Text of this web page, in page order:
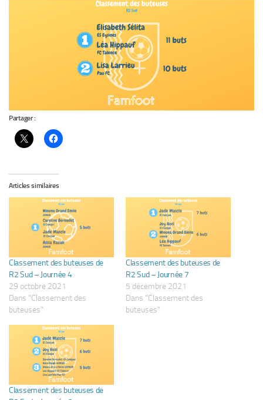
Partager :
Articles similaires
Classement des buteuses de
R2 Sud – Journée 4
29 octobre 2021
Dans "Classement des
buteuses"
Classement des buteuses de
R2 Sud – Journée 7
5 décembre 2021
Dans "Classement des
buteuses"
Classement des buteuses de